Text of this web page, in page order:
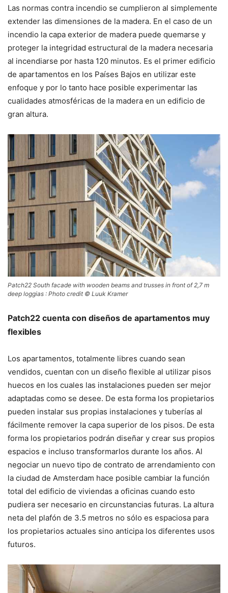
Las normas contra incendio se cumplieron al simplemente
extender las dimensiones de la madera. En el caso de un
incendio la capa exterior de madera puede quemarse y
proteger la integridad estructural de la madera necesaria
al incendiarse por hasta 120 minutos. Es el primer edificio
de apartamentos en los Países Bajos en utilizar este
enfoque y por lo tanto hace posible experimentar las
cualidades atmosféricas de la madera en un edificio de
gran altura.
Patch22 South facade with wooden beams and trusses in front of 2,7 m
deep loggias : Photo credit © Luuk Kramer
Patch22 cuenta con diseños de apartamentos muy
flexibles
Los apartamentos, totalmente libres cuando sean
vendidos, cuentan con un diseño flexible al utilizar pisos
huecos en los cuales las instalaciones pueden ser mejor
adaptadas como se desee. De esta forma los propietarios
pueden instalar sus propias instalaciones y tuberías al
fácilmente remover la capa superior de los pisos. De esta
forma los propietarios podrán diseñar y crear sus propios
espacios e incluso transformarlos durante los años. Al
negociar un nuevo tipo de contrato de arrendamiento con
la ciudad de Amsterdam hace posible cambiar la función
total del edificio de viviendas a oficinas cuando esto
pudiera ser necesario en circunstancias futuras. La altura
neta del plafón de 3.5 metros no sólo es espaciosa para
los propietarios actuales sino anticipa los diferentes usos
futuros.